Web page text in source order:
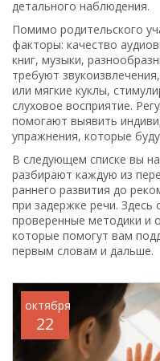
детального наблюдения.
Помимо родительского
факторы: качество
книг, музыки,
требуют
или мягкие куклы,
слуховое восприятие.
помогают выявить
упражнения, которые
В следующем списке вы
разбирают каждую из
раннего развития до
при задержке речи. Здесь
проверенные методики и
которые помогут вам
первым словам и дальше.
октября
22